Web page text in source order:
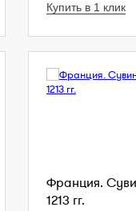
Купить в 1 клик
Франция.
1213 гг.